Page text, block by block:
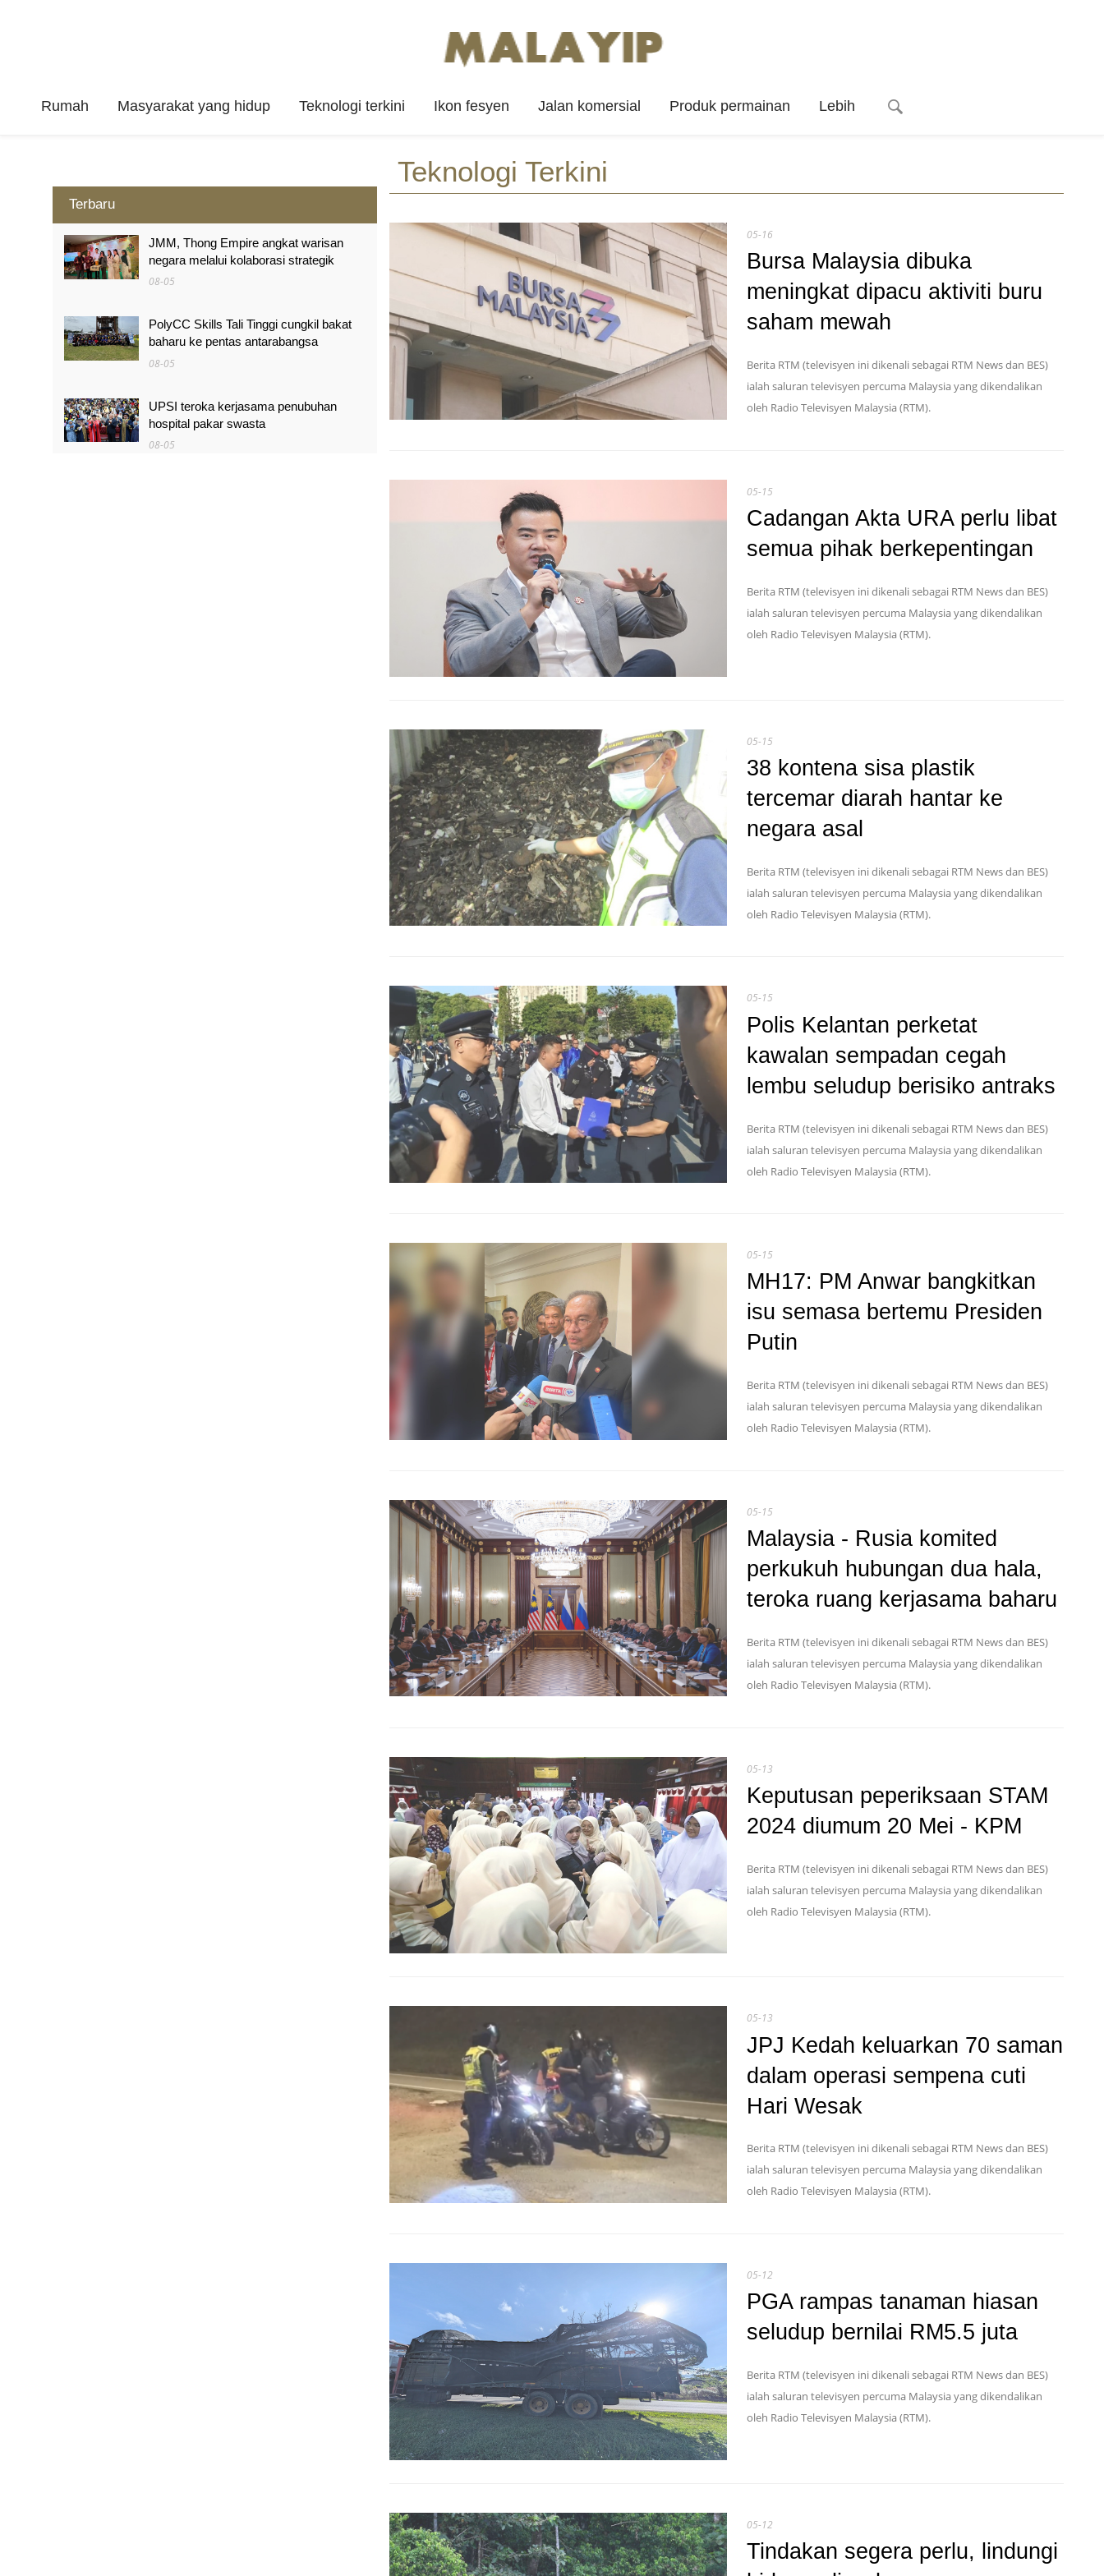
Rumah Masyarakat yang hidup Teknologi terkini Ikon fesyen Jalan komersial Produk permainan Lebih
Terbaru
JMM, Thong Empire angkat warisan
negara melalui kolaborasi strategik
08-05
PolyCC Skills Tali Tinggi cungkil bakat
baharu ke pentas antarabangsa
08-05
UPSI teroka kerjasama penubuhan
hospital pakar swasta
08-05
Teknologi Terkini
05-16
Bursa Malaysia dibuka
meningkat dipacu aktiviti buru
saham mewah
Berita RTM (televisyen ini dikenali sebagai RTM News dan BES)
ialah saluran televisyen percuma Malaysia yang dikendalikan
oleh Radio Televisyen Malaysia (RTM).
05-15
Cadangan Akta URA perlu libat
semua pihak berkepentingan
Berita RTM (televisyen ini dikenali sebagai RTM News dan BES)
ialah saluran televisyen percuma Malaysia yang dikendalikan
oleh Radio Televisyen Malaysia (RTM).
05-15
38 kontena sisa plastik
tercemar diarah hantar ke
negara asal
Berita RTM (televisyen ini dikenali sebagai RTM News dan BES)
ialah saluran televisyen percuma Malaysia yang dikendalikan
oleh Radio Televisyen Malaysia (RTM).
05-15
Polis Kelantan perketat
kawalan sempadan cegah
lembu seludup berisiko antraks
Berita RTM (televisyen ini dikenali sebagai RTM News dan BES)
ialah saluran televisyen percuma Malaysia yang dikendalikan
oleh Radio Televisyen Malaysia (RTM).
05-15
MH17: PM Anwar bangkitkan
isu semasa bertemu Presiden
Putin
Berita RTM (televisyen ini dikenali sebagai RTM News dan BES)
ialah saluran televisyen percuma Malaysia yang dikendalikan
oleh Radio Televisyen Malaysia (RTM).
05-15
Malaysia - Rusia komited
perkukuh hubungan dua hala,
teroka ruang kerjasama baharu
Berita RTM (televisyen ini dikenali sebagai RTM News dan BES)
ialah saluran televisyen percuma Malaysia yang dikendalikan
oleh Radio Televisyen Malaysia (RTM).
05-13
Keputusan peperiksaan STAM
2024 diumum 20 Mei - KPM
Berita RTM (televisyen ini dikenali sebagai RTM News dan BES)
ialah saluran televisyen percuma Malaysia yang dikendalikan
oleh Radio Televisyen Malaysia (RTM).
05-13
JPJ Kedah keluarkan 70 saman
dalam operasi sempena cuti
Hari Wesak
Berita RTM (televisyen ini dikenali sebagai RTM News dan BES)
ialah saluran televisyen percuma Malaysia yang dikendalikan
oleh Radio Televisyen Malaysia (RTM).
05-12
PGA rampas tanaman hiasan
seludup bernilai RM5.5 juta
Berita RTM (televisyen ini dikenali sebagai RTM News dan BES)
ialah saluran televisyen percuma Malaysia yang dikendalikan
oleh Radio Televisyen Malaysia (RTM).
05-12
Tindakan segera perlu, lindungi